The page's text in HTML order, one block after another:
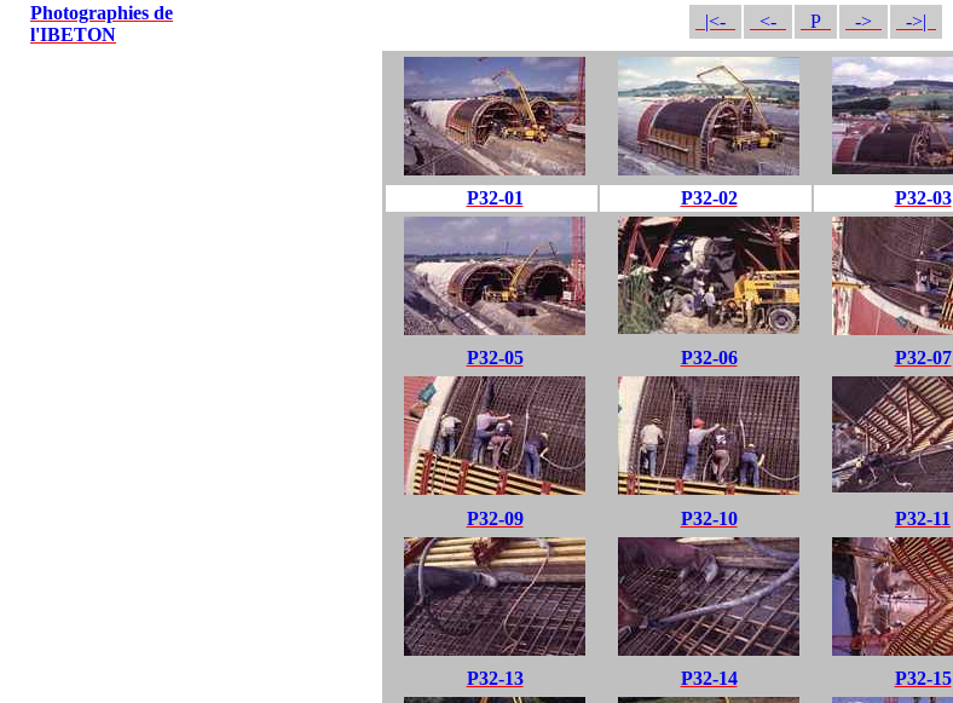
Photographies de
l'IBETON
|<- <- P -> ->|
P32-01 P32-02 P32-03
P32-05 P32-06 P32-07
P32-09 P32-10 P32-11
P32-13 P32-14 P32-15